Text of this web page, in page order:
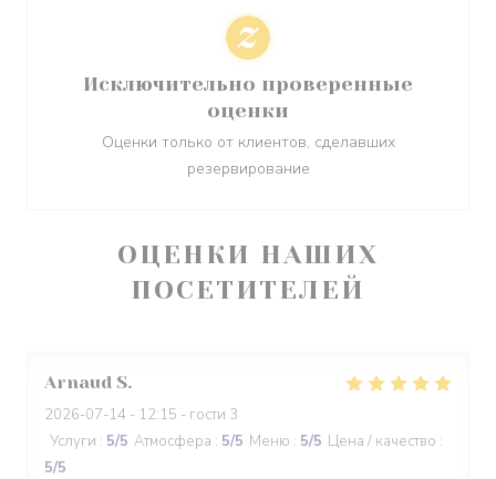
ОЦЕНКИ НАШИХ
ПОСЕТИТЕЛЕЙ
Arnaud S
2026-07-14 - 12:15 - гости 3
Услуги : 5/5 Атмосфера : 5/5 Меню : 5/5 Цена / качество :
5/5
Исключительно проверенные
оценки
Оценки только от клиентов, сделавших
резервирование